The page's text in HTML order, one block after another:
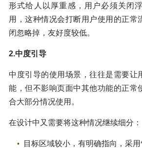
形式给人以厚重感，用户必须关闭
用，这种情况会打断用户使用的正常
闭忽略掉，友好度较低。
2.中度引导
中度引导的使用场景，往往是需要让
能，但不影响页面中其他功能的正常
合大部分情况使用。
在设计中又需要将这种情况继续细分：
目标区域较小，有明确指向，采